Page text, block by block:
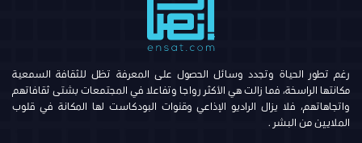
رغم تطور الحياة وتجدد وسائل الحصول على المعرفة تظل للثقافة السمعية
مكانتها الراسخة، فما زالت هي الأكثر رواجا وتفاعلا في المجتمعات بشتى ثقافاتهم
واتجاهاتهم، فلا يزال الراديو الإذاعي وقنوات البودكاست لها المكانة في قلوب
الملايين من البشر .